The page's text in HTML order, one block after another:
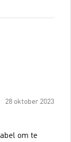
28 oktober 2023
om te